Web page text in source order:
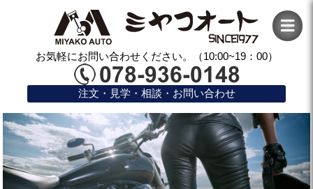
お気軽にお問い合わせください。（10:00~19：00）
注文・見学・相談・お問い合わせ